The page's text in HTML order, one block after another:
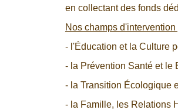
en collectant des fonds
Nos champs
- l'Éducation et la Culture
- la Prévention Santé et le
- la Transition Écologique
- la Famille, les Relations